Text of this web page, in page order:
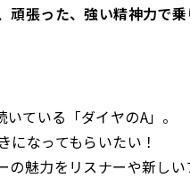
頑張った、強い精神力で
ている「ダイヤのA」。
になってもらいたい！
の魅力をリスナーや新し